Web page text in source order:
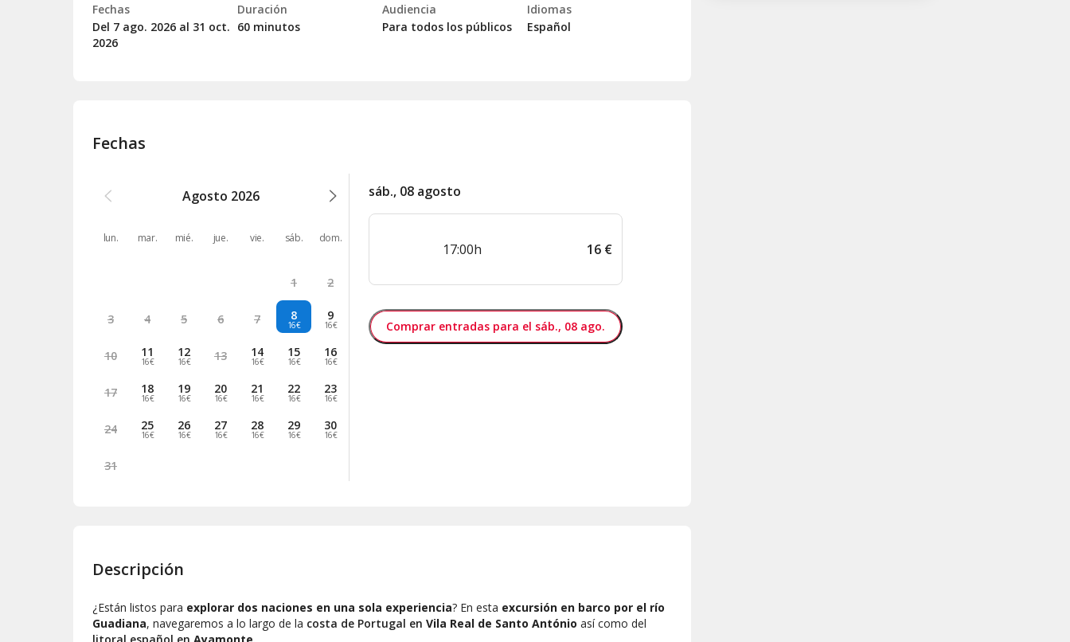
Fechas
Del 7 ago. 2026 al 31 oct.
2026
Duración
60 minutos
Audiencia
Para todos los públicos
Idiomas
Español
Fechas
Agosto 2026
lun. mar. mié. jue. vie. sáb. dom.
1 2
3 4 5 6 7 8
16€
9
16€
10 11
16€
12
16€ 13 14
16€
15
16€
16
16€
17 18
16€
19
16€
20
16€
21
16€
22
16€
23
16€
24 25
16€
26
16€
27
16€
28
16€
29
16€
30
16€
31
sáb., 08 agosto
17:00h 16 €
Comprar entradas para el sáb., 08 ago.
Descripción
¿Están listos para explorar dos naciones en una sola experiencia? En esta excursión en barco por el río
Guadiana, navegaremos a lo largo de la costa de Portugal en Vila Real de Santo António así como del